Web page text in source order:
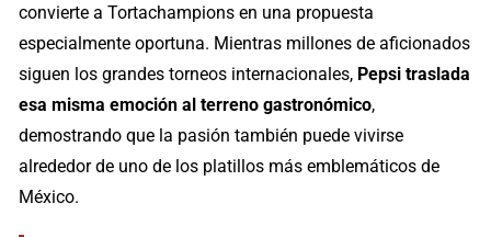
convierte a Tortachampions en una propuesta
especialmente oportuna. Mientras millones de aficionados
siguen los grandes torneos internacionales, Pepsi traslada
esa misma emoción al terreno gastronómico,
demostrando que la pasión también puede vivirse
alrededor de uno de los platillos más emblemáticos de
México.